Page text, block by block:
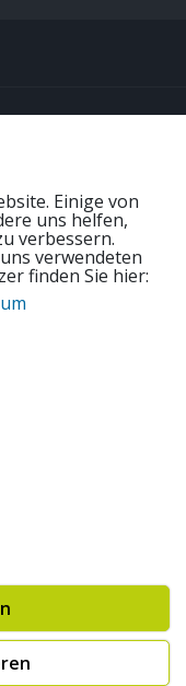
Barrierefreiheit
Versandkosten. Die
Herstellers. 1nur bei
Einige von
uns helfen,
verbessern.
verwendeten
finden Sie hier: